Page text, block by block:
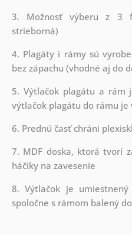
3. Možnosť výberu z 3
strieborná)
4. Plagáty i rámy sú
bez zápachu (vhodné aj do
5. Výtlačok plagátu a rám
výtlačok plagátu do rámu je
6. Prednú časť chráni
7. MDF doska, ktorá tvorí
háčiky na zavesenie
8. Výtlačok je
spoločne s rámom balený